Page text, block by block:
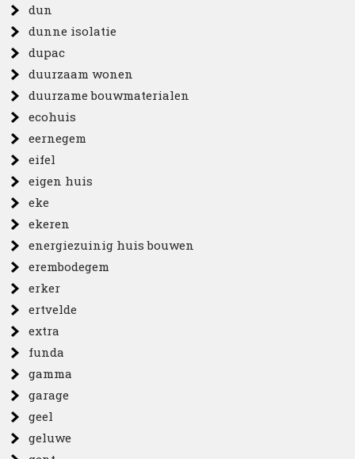
dun
dunne isolatie
dupac
duurzaam wonen
duurzame bouwmaterialen
ecohuis
eernegem
eifel
eigen huis
eke
ekeren
energiezuinig huis bouwen
erembodegem
erker
ertvelde
extra
funda
gamma
garage
geel
geluwe